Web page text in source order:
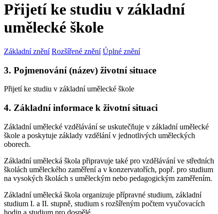
Přijetí ke studiu v základní
umělecké škole
Základní znění Rozšířené znění Úplné znění
3. Pojmenování (název) životní situace
Přijetí ke studiu v základní umělecké škole
4. Základní informace k životní situaci
Základní umělecké vzdělávání se uskutečňuje v základní umělecké
škole a poskytuje základy vzdělání v jednotlivých uměleckých
oborech.
Základní umělecká škola připravuje také pro vzdělávání ve středních
školách uměleckého zaměření a v konzervatořích, popř. pro studium
na vysokých školách s uměleckým nebo pedagogickým zaměřením.
Základní umělecká škola organizuje přípravné studium, základní
studium I. a II. stupně, studium s rozšířeným počtem vyučovacích
hodin a studium pro dospělé.